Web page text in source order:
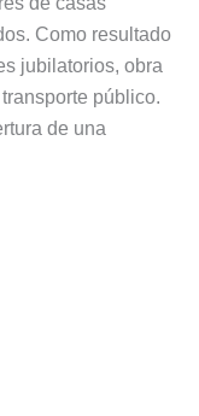
Como resultado
jubilatorios, obra
público.
de una